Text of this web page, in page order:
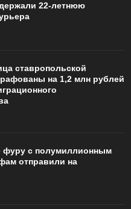
22-летнюю
ставропольской
на 1,2 млн рублей
фуру с полумиллионным
отправили на